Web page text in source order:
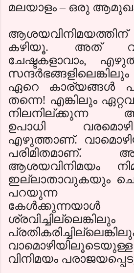
മലയാളം– ഒരു
ആശയവിനിമയത്തിന്
കഴിയൂ. അത്
ചേഷ്ടകളാവാം,
ഏറെ കാര്യങ്ങള്‍
തന്നെ! എങ്കിലും
നിലനില്ക്കുന്ന
ഉപാധി
എഴുത്താണ്.
പരിമിതമാണ്.
ആശയവിനിമയം
ഇല്ലാതാവുകയും
പറയുന്ന
കേള്‍ക്കുന്നയാള്‍
ശ്രവിച്ചില്ലെങ്കിലും
വിനിമയം